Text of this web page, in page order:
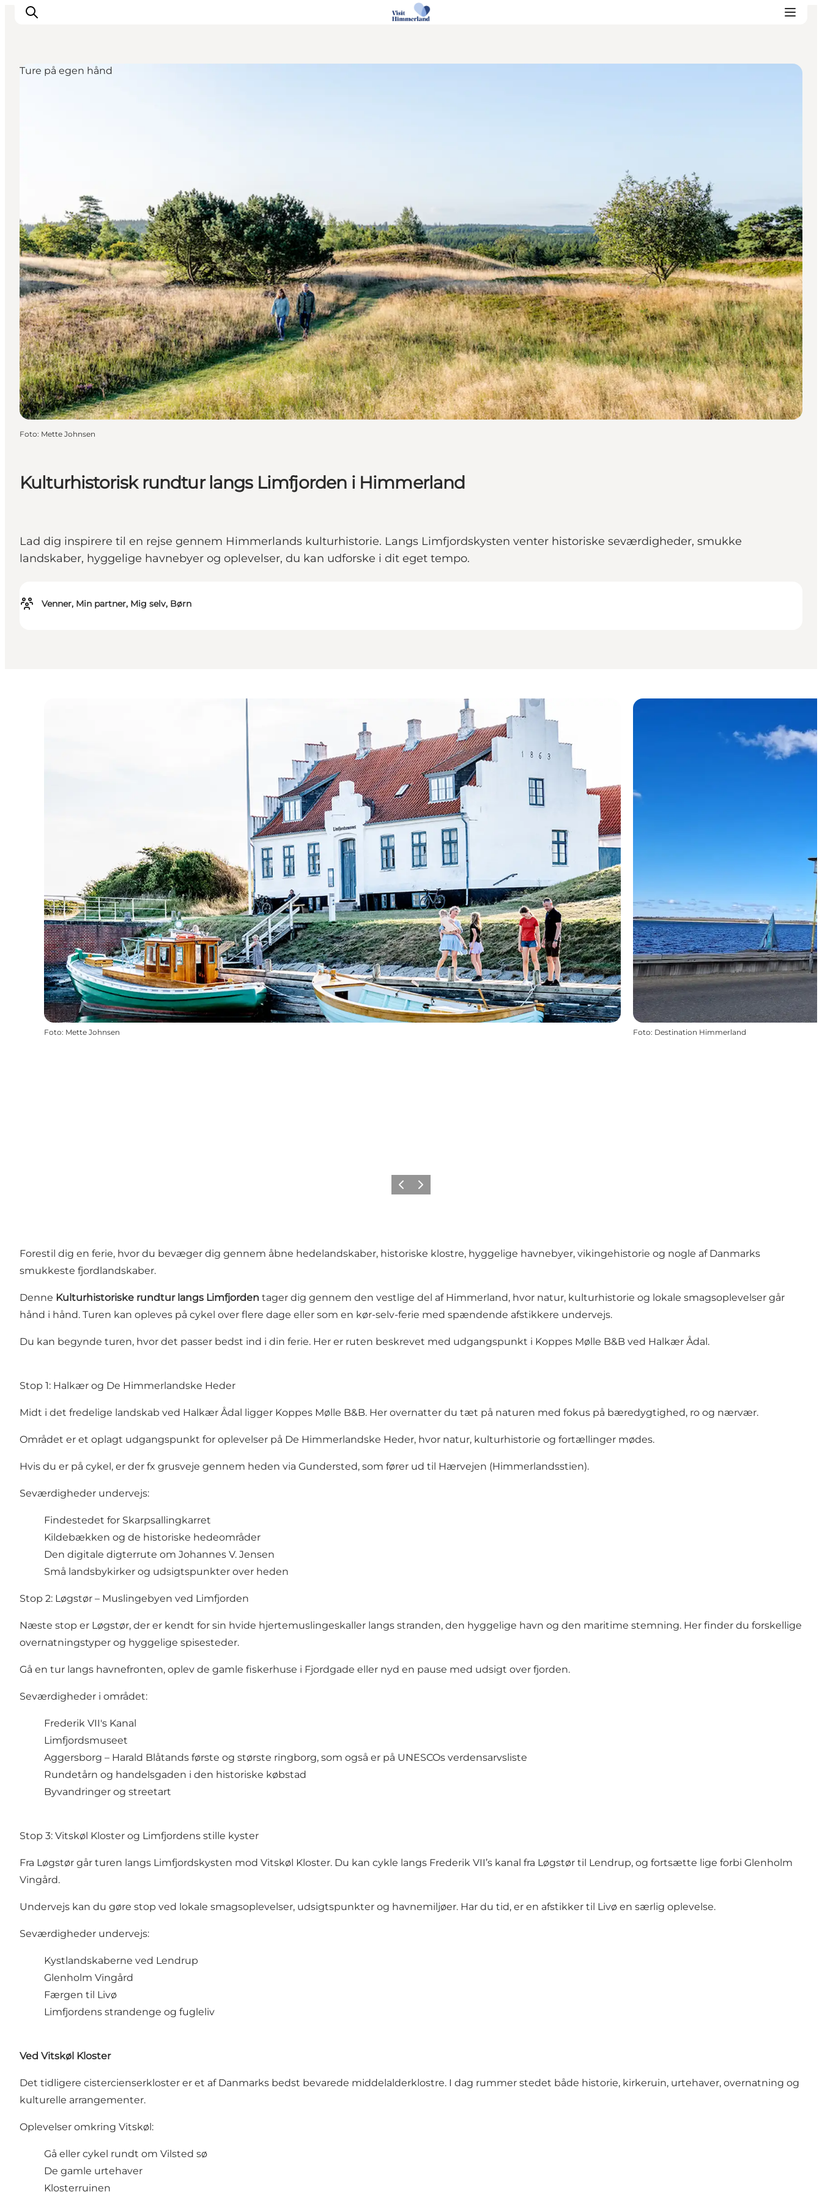
Praktisk info
Kulturhistorisk rundtur langs Limfjorden i Himmerland
Lad dig inspirere til en rejse gennem Himmerlands kulturhistorie. Langs Limfjordskysten venter historiske seværdigheder, smukke
landskaber, hyggelige havnebyer og oplevelser, du kan udforske i dit eget tempo.
Venner, Min partner, Mig selv, Børn
Ture på egen hånd
Foto: Mette Johnsen
Foto: Mette Johnsen Foto: Destination Himmerland
Forrige billede
Næste billede
Forestil dig en ferie, hvor du bevæger dig gennem åbne hedelandskaber, historiske klostre, hyggelige havnebyer, vikingehistorie og nogle af Danmarks
smukkeste fjordlandskaber.
Denne Kulturhistoriske rundtur langs Limfjorden tager dig gennem den vestlige del af Himmerland, hvor natur, kulturhistorie og lokale smagsoplevelser går
hånd i hånd. Turen kan opleves på cykel over flere dage eller som en kør-selv-ferie med spændende afstikkere undervejs.
Du kan begynde turen, hvor det passer bedst ind i din ferie. Her er ruten beskrevet med udgangspunkt i Koppes Mølle B&B ved Halkær Ådal.
Stop 1: Halkær og De Himmerlandske Heder
Midt i det fredelige landskab ved Halkær Ådal ligger Koppes Mølle B&B. Her overnatter du tæt på naturen med fokus på bæredygtighed, ro og nærvær.
Området er et oplagt udgangspunkt for oplevelser på De Himmerlandske Heder, hvor natur, kulturhistorie og fortællinger mødes.
Hvis du er på cykel, er der fx grusveje gennem heden via Gundersted, som fører ud til Hærvejen (Himmerlandsstien).
Seværdigheder undervejs:
Findestedet for Skarpsallingkarret
Kildebækken og de historiske hedeområder
Den digitale digterrute om Johannes V. Jensen
Små landsbykirker og udsigtspunkter over heden
Stop 2: Løgstør – Muslingebyen ved Limfjorden
Næste stop er Løgstør, der er kendt for sin hvide hjertemuslingeskaller langs stranden, den hyggelige havn og den maritime stemning. Her finder du forskellige
overnatningstyper og hyggelige spisesteder.
Gå en tur langs havnefronten, oplev de gamle fiskerhuse i Fjordgade eller nyd en pause med udsigt over fjorden.
Seværdigheder i området:
Frederik VII's Kanal
Limfjordsmuseet
Aggersborg – Harald Blåtands første og største ringborg, som også er på UNESCOs verdensarvsliste
Rundetårn og handelsgaden i den historiske købstad
Byvandringer og streetart
Stop 3: Vitskøl Kloster og Limfjordens stille kyster
Fra Løgstør går turen langs Limfjordskysten mod Vitskøl Kloster. Du kan cykle langs Frederik VII’s kanal fra Løgstør til Lendrup, og fortsætte lige forbi Glenholm
Vingård.
Undervejs kan du gøre stop ved lokale smagsoplevelser, udsigtspunkter og havnemiljøer. Har du tid, er en afstikker til Livø en særlig oplevelse.
Seværdigheder undervejs:
Kystlandskaberne ved Lendrup
Glenholm Vingård
Færgen til Livø
Limfjordens strandenge og fugleliv
Ved Vitskøl Kloster
Det tidligere cistercienserkloster er et af Danmarks bedst bevarede middelalderklostre. I dag rummer stedet både historie, kirkeruin, urtehaver, overnatning og
kulturelle arrangementer.
Oplevelser omkring Vitskøl:
Gå eller cykel rundt om Vilsted sø
De gamle urtehaver
Klosterruinen